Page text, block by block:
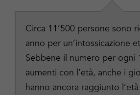
Circa 11’500 persone sono
anno per un’intossicazione
Sebbene il numero per ogni
aumenti con l’età, anche i
hanno ancora raggiunto